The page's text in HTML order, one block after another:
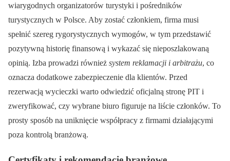
wiarygodnych organizatorów turystyki i pośredników
turystycznych w Polsce. Aby zostać członkiem, firma musi
spełnić szereg rygorystycznych wymogów, w tym przedstawić
pozytywną historię finansową i wykazać się nieposzlakowaną
opinią. Izba prowadzi również system reklamacji i arbitrażu, co
oznacza dodatkowe zabezpieczenie dla klientów. Przed
rezerwacją wycieczki warto odwiedzić oficjalną stronę PIT i
zweryfikować, czy wybrane biuro figuruje na liście członków. To
prosty sposób na uniknięcie współpracy z firmami działającymi
poza kontrolą branżową.